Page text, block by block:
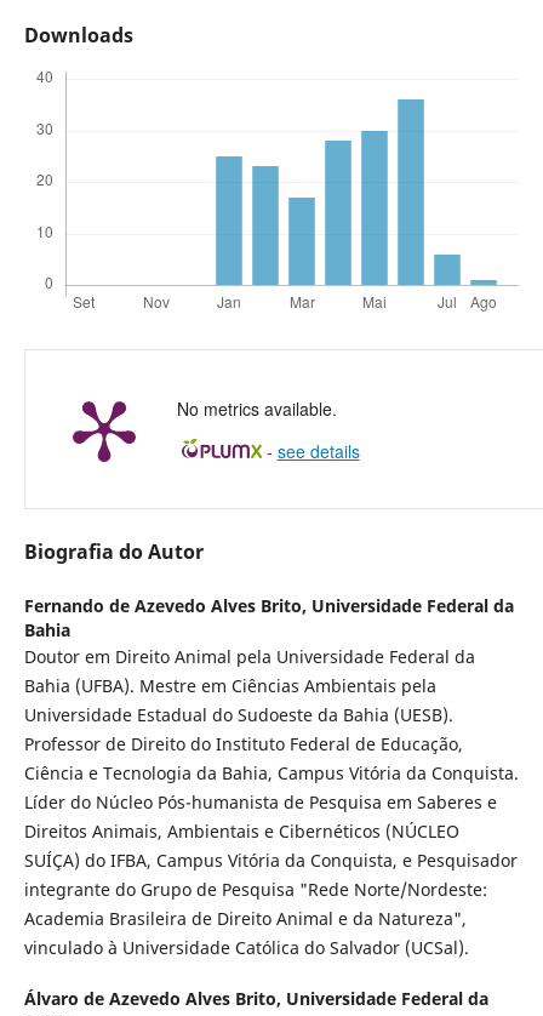
Downloads
No metrics available.
- see details
Biografia do Autor
Fernando de Azevedo Alves Brito, Universidade Federal da
Bahia
Doutor em Direito Animal pela Universidade Federal da
Bahia (UFBA). Mestre em Ciências Ambientais pela
Universidade Estadual do Sudoeste da Bahia (UESB).
Professor de Direito do Instituto Federal de Educação,
Ciência e Tecnologia da Bahia, Campus Vitória da Conquista.
Líder do Núcleo Pós-humanista de Pesquisa em Saberes e
Direitos Animais, Ambientais e Cibernéticos (NÚCLEO
SUÍÇA) do IFBA, Campus Vitória da Conquista, e Pesquisador
integrante do Grupo de Pesquisa "Rede Norte/Nordeste:
Academia Brasileira de Direito Animal e da Natureza",
vinculado à Universidade Católica do Salvador (UCSal).
Álvaro de Azevedo Alves Brito, Universidade Federal da